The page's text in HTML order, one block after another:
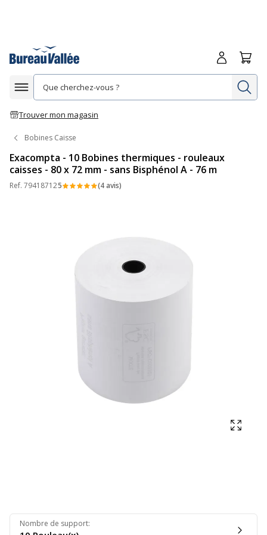
Afficher la navigation
Trouver mon magasin
Me
Bobines Caisse
Exacompta - 10 Bobines thermiques - rouleaux
caisses - 80 x 72 mm - sans Bisphénol A - 76 m
Ref. 794187125 (4 avis)
Nombre de support: